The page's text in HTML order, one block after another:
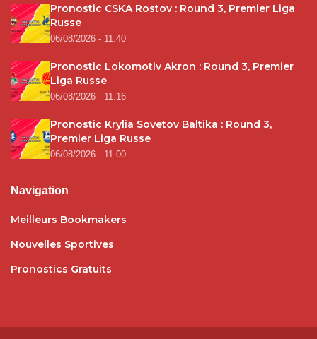
Pronostic CSKA Rostov : Round 3, Premier Liga
Russe
06/08/2026 - 11:40
Pronostic Lokomotiv Akron : Round 3, Premier
Liga Russe
06/08/2026 - 11:16
Pronostic Krylia Sovetov Baltika : Round 3,
Premier Liga Russe
06/08/2026 - 11:00
Navigation
Meilleurs Bookmakers
Nouvelles Sportives
Pronostics Gratuits